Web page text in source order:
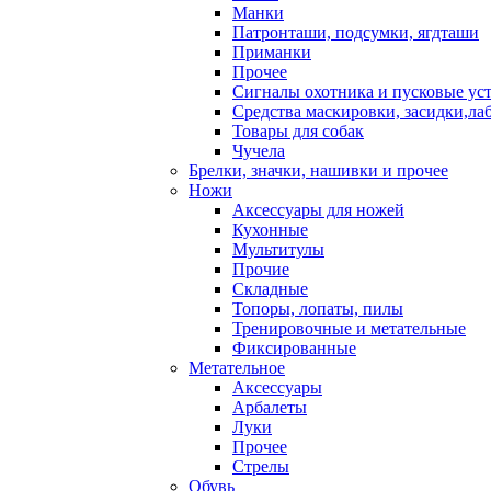
Манки
Патронташи, подсумки, ягдташи
Приманки
Прочее
Сигналы охотника и пусковые
Средства маскировки,
Товары для собак
Чучела
Брелки, значки, нашивки и прочее
Ножи
Аксессуары для ножей
Кухонные
Мультитулы
Прочие
Складные
Топоры, лопаты, пилы
Тренировочные и метательные
Фиксированные
Метательное
Аксессуары
Арбалеты
Луки
Прочее
Стрелы
Обувь